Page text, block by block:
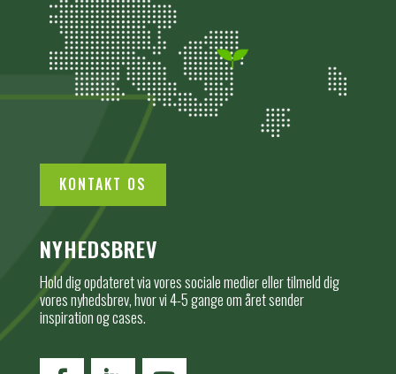
KONTAKT OS
NYHEDSBREV
Hold dig opdateret via vores sociale medier eller tilmeld dig
vores nyhedsbrev, hvor vi 4-5 gange om året sender
inspiration og cases.